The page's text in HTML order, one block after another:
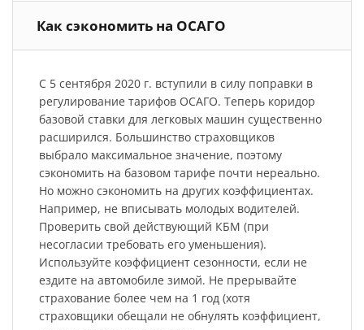
Как сэкономить на ОСАГО
С 5 сентября 2020 г. вступили в силу поправки в
регулирование тарифов ОСАГО. Теперь коридор
базовой ставки для легковых машин существенно
расширился. Большинство страховщиков
выбрало максимальное значение, поэтому
сэкономить на базовом тарифе почти нереально.
Но можно сэкономить на других коэффициентах.
Например, не вписывать молодых водителей.
Проверить свой действующий КБМ (при
несогласии требовать его уменьшения).
Используйте коэффициент сезонности, если не
ездите на автомобиле зимой. Не прерывайте
страхование более чем на 1 год (хотя
страховщики обещали не обнулять коэффициент,